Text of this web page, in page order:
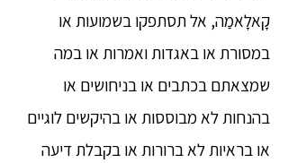
קָאלָאמַה, אל תסתפקו בשמועות או
במסורת או באגדות ואמרות או במה
שמצאתם בכתבים או בניחושים או
בהנחות לא מבוססות או בהיקשים לוגיים
או בראיות לא ברורות או בקבלת דיעה